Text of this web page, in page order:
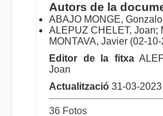
Autors de la
ABAJO MONGE,
ALEPUZ CHELET, Joan;
MONTAVA, Javier (02-
Editor de la fitxa
Joan
Actualització 31-03-2023
36 Fotos